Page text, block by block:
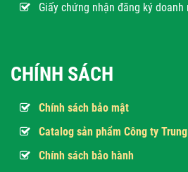
Giấy chứng nhận đăng ký
CHÍNH SÁCH
Chính sách bảo mật
Catalog sản phẩm Công ty
Chính sách bảo hành